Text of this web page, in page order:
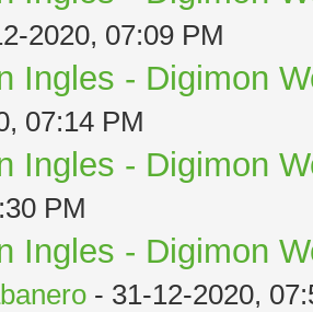
2020, 07:09 PM
Ingles - Digimon
07:14 PM
Ingles - Digimon
PM
Ingles - Digimon
- 31-12-2020,